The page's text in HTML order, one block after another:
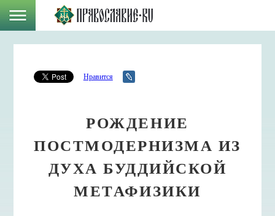
Нравится
РОЖДЕНИЕ
ПОСТМОДЕРНИЗМА ИЗ
ДУХА БУДДИЙСКОЙ
МЕТАФИЗИКИ